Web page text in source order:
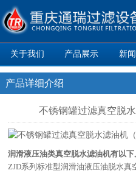
关于我们 产品展示 新
产品详细介绍
不锈钢罐过滤真空脱
润滑液压油类真空脱水滤油机有以下
ZJD系列标准型润滑油液压油脱水